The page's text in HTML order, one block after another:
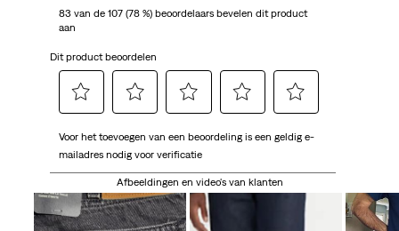
83 van de 107 (78 %) beoordelaars bevelen dit product
aan
Dit product beoordelen
om
het
te
beoordelen
om
het
artikel
te
beoordelen
om
het
artikel
te
beoordelen
om
artikel
om
artikel
Voor het toevoegen van een beoordeling is een geldig e-
mailadres nodig voor verificatie
Afbeeldingen en video's van klanten